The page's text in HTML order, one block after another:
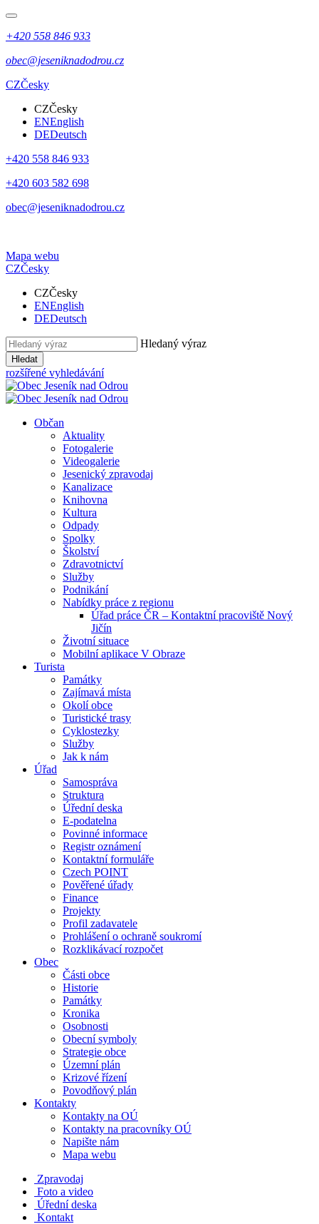
+420 558 846 933
obec@jeseniknadodrou.cz
CZČesky
CZČesky
ENEnglish
DEDeutsch
+420 558 846 933
+420 603 582 698
obec@jeseniknadodrou.cz
Mapa webu
CZČesky
CZČesky
ENEnglish
DEDeutsch
Hledaný výraz
Hledat
rozšířené vyhledávání
Občan
Aktuality
Fotogalerie
Videogalerie
Jesenický zpravodaj
Kanalizace
Knihovna
Kultura
Odpady
Spolky
Školství
Zdravotnictví
Služby
Podnikání
Nabídky práce z regionu
Úřad práce ČR – Kontaktní pracoviště Nový
Jičín
Životní situace
Mobilní aplikace V Obraze
Turista
Památky
Zajímavá místa
Okolí obce
Turistické trasy
Cyklostezky
Služby
Jak k nám
Úřad
Samospráva
Struktura
Úřední deska
E-podatelna
Povinné informace
Registr oznámení
Kontaktní formuláře
Czech POINT
Pověřené úřady
Finance
Projekty
Profil zadavatele
Prohlášení o ochraně soukromí
Rozklikávací rozpočet
Obec
Části obce
Historie
Památky
Kronika
Osobnosti
Obecní symboly
Strategie obce
Územní plán
Krizové řízení
Povodňový plán
Kontakty
Kontakty na OÚ
Kontakty na pracovníky OÚ
Napište nám
Mapa webu
Zpravodaj
Foto a video
Úřední deska
Kontakt